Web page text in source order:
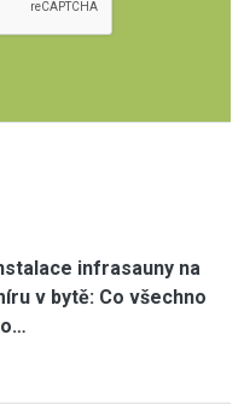
infrasauny na
v bytě: Co všechno